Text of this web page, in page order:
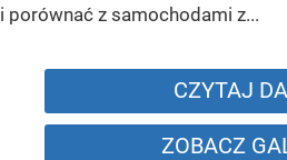
i porównać z samochodami z...
CZYTAJ
ZOBACZ